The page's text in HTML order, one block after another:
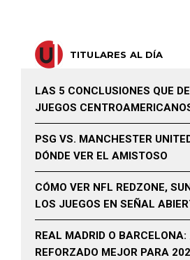
TITULARES AL DÍA
LAS 5 CONCLUSIONES QUE
JUEGOS
PSG VS. MANCHESTER
DÓNDE VER EL AMISTOSO
CÓMO VER NFL REDZONE,
LOS JUEGOS EN SEÑAL
REAL MADRID O BARCELONA:
REFORZADO MEJOR PARA